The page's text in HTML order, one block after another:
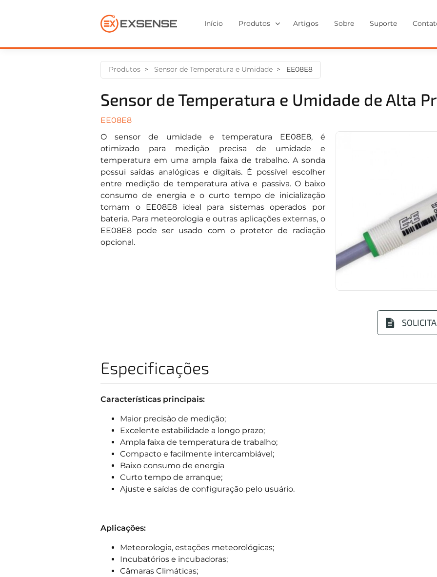
Início Produtos Artigos Sobre Suporte
Produtos Sensor de Temperatura e Umidade EE08E8
Sensor de Temperatura e Umidade de Alta
EE08E8
O sensor de umidade e temperatura EE08E8, é
otimizado para medição precisa de umidade e
temperatura em uma ampla faixa de trabalho. A sonda
possui saídas analógicas e digitais. É possível escolher
entre medição de temperatura ativa e passiva. O baixo
consumo de energia e o curto tempo de inicialização
tornam o EE08E8 ideal para sistemas operados por
bateria. Para meteorologia e outras aplicações externas, o
EE08E8 pode ser usado com o protetor de radiação
opcional.
Especificações
Características principais:
Maior precisão de medição;
Excelente estabilidade a longo prazo;
Ampla faixa de temperatura de trabalho;
Compacto e facilmente intercambiável;
Baixo consumo de energia
Curto tempo de arranque;
Ajuste e saídas de configuração pelo usuário.
Aplicações:
Meteorologia, estações meteorológicas;
Incubatórios e incubadoras;
Câmaras Climáticas;